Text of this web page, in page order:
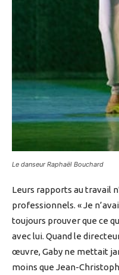
Le danseur Raphaël Bouchard
Leurs rapports au travail
professionnels. « Je
toujours prouver que ce
avec lui. Quand le
œuvre, Gaby ne mettait
moins que Jean-